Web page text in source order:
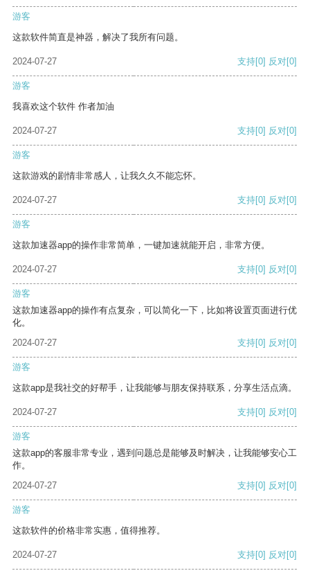
游客
这款软件简直是神器，解决了我所有问题。
2024-07-27 支持[0] 反对[0]
游客
我喜欢这个软件 作者加油
2024-07-27 支持[0] 反对[0]
游客
这款游戏的剧情非常感人，让我久久不能忘怀。
2024-07-27 支持[0] 反对[0]
游客
这款加速器app的操作非常简单，一键加速就能开启，非常方便。
2024-07-27 支持[0] 反对[0]
游客
这款加速器app的操作有点复杂，可以简化一下，比如将设置页面进行优
化。
2024-07-27
支持[0] 反对[0]
游客
这款app是我社交的好帮手，让我能够与朋友保持联系，分享生活点滴。
2024-07-27 支持[0] 反对[0]
游客
这款app的客服非常专业，遇到问题总是能够及时解决，让我能够安心工
作。
2024-07-27
支持[0] 反对[0]
游客
这款软件的价格非常实惠，值得推荐。
2024-07-27 支持[0] 反对[0]